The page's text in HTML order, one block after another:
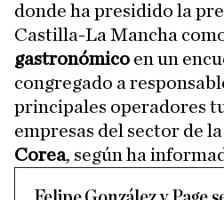
donde ha presidido la
Castilla-La Mancha
gastronómico en un
congregado a
principales operadores
empresas del sector de la
Corea, según ha